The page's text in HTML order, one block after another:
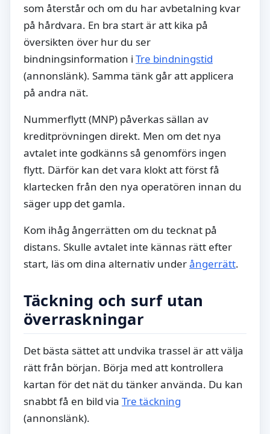
som återstår och om du har avbetalning kvar
på hårdvara. En bra start är att kika på
översikten över hur du ser
bindningsinformation i Tre bindningstid
(annonslänk). Samma tänk går att applicera
på andra nät.
Nummerflytt (MNP) påverkas sällan av
kreditprövningen direkt. Men om det nya
avtalet inte godkänns så genomförs ingen
flytt. Därför kan det vara klokt att först få
klartecken från den nya operatören innan du
säger upp det gamla.
Kom ihåg ångerrätten om du tecknat på
distans. Skulle avtalet inte kännas rätt efter
start, läs om dina alternativ underångerrätt.
Täckning och surf utan
överraskningar
Det bästa sättet att undvika trassel är att välja
rätt från början. Börja med att kontrollera
kartan för det nät du tänker använda. Du kan
snabbt få en bild via Tre täckning
(annonslänk).